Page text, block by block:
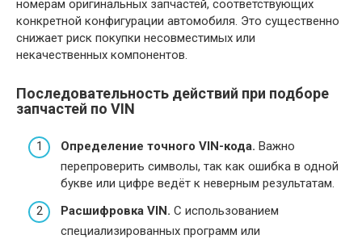
номерам оригинальных запчастей, соответствующих
конкретной конфигурации автомобиля. Это существенно
снижает риск покупки несовместимых или
некачественных компонентов.
Последовательность действий при подборе
запчастей по VIN
Определение точного VIN-кода. Важно
перепроверить символы, так как ошибка в одной
букве или цифре ведёт к неверным результатам.
Расшифровка VIN. С использованием
специализированных программ или